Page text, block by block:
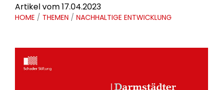
Artikel vom 17.04.2023
HOME / THEMEN / NACHHALTIGE ENTWICKLUNG